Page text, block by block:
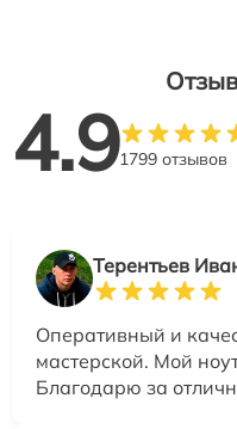
4.91799 отзывов
Терентьев
Оперативный и
мастерской. Мой
Благодарю за